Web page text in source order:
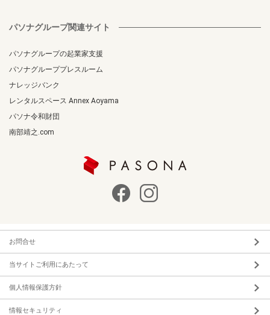
パソナグループ関連サイト
パソナグループの起業家支援
パソナグループプレスルーム
ナレッジバンク
レンタルスペース Annex Aoyama
パソナ令和財団
南部靖之.com
お問合せ
当サイトご利用にあたって
個人情報保護方針
情報セキュリティ